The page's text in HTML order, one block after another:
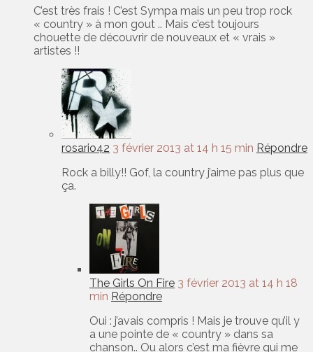
C’est très frais ! C’est Sympa mais un peu trop rock
« country » à mon gout .. Mais c’est toujours
chouette de découvrir de nouveaux et « vrais »
artistes !!
rosario42 3 février 2013 at 14 h 15 min Répondre
Rock a billy!! Gof, la country j’aime pas plus que
ça.
The Girls On Fire 3 février 2013 at 14 h 18
min Répondre
Oui : j’avais compris ! Mais je trouve qu’il y
a une pointe de « country » dans sa
chanson.. Ou alors c’est ma fièvre qui me